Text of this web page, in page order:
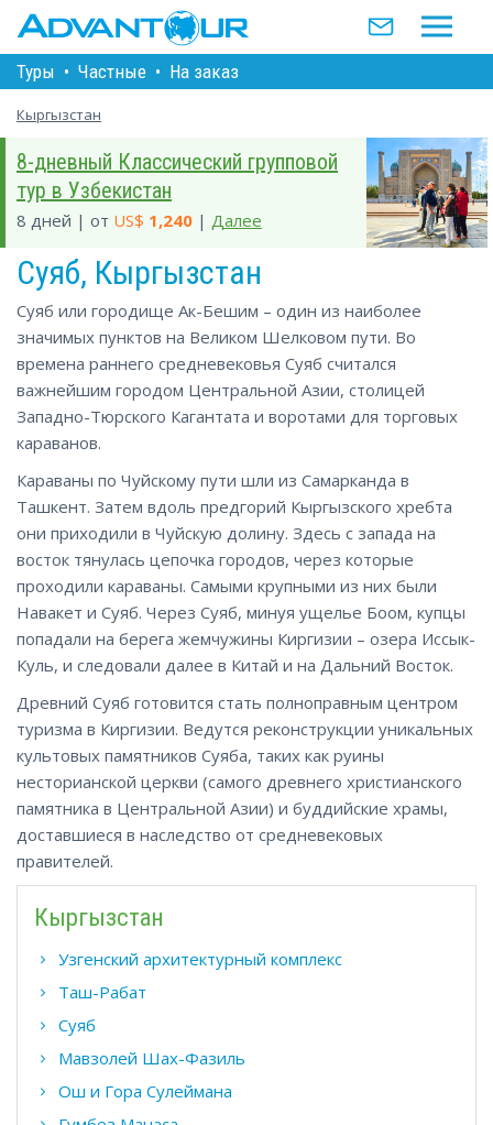
Туры • Частные • На заказ
Кыргызстан
8-дневный Классический групповой
тур в Узбекистан
8 дней | от US$ 1,240 | Далее
Суяб, Кыргызстан
Суяб или городище Ак-Бешим – один из наиболее
значимых пунктов на Великом Шелковом пути. Во
времена раннего средневековья Суяб считался
важнейшим городом Центральной Азии, столицей
Западно-Тюрского Кагантата и воротами для торговых
караванов.
Караваны по Чуйскому пути шли из Самарканда в
Ташкент. Затем вдоль предгорий Кыргызского хребта
они приходили в Чуйскую долину. Здесь с запада на
восток тянулась цепочка городов, через которые
проходили караваны. Самыми крупными из них были
Навакет и Суяб. Через Суяб, минуя ущелье Боом, купцы
попадали на берега жемчужины Киргизии – озера Иссык-
Куль, и следовали далее в Китай и на Дальний Восток.
Древний Суяб готовится стать полноправным центром
туризма в Киргизии. Ведутся реконструкции уникальных
культовых памятников Суяба, таких как руины
несторианской церкви (самого древнего христианского
памятника в Центральной Азии) и буддийские храмы,
доставшиеся в наследство от средневековых
правителей.
Кыргызстан
Узгенский архитектурный комплекс
Таш-Рабат
Суяб
Мавзолей Шах-Фазиль
Ош и Гора Сулеймана